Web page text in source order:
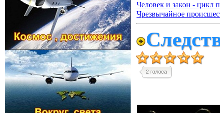
Человек и закон - цикл
Чрезвычайное
2 голоса